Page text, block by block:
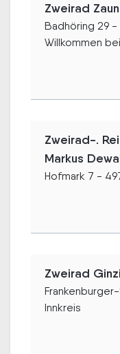
Zweirad
Badhöring 29
Willkommen
Zweirad-.
Markus
Hofmark 7 -
Zweirad
Innkreis